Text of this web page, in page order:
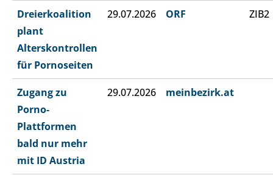
Dreierkoalition
plant
Alterskontrollen
für Pornoseiten
29.07.2026 ORF ZIB2
Zugang zu
Porno-
Plattformen
bald nur mehr
mit ID Austria
29.07.2026 meinbezirk.at